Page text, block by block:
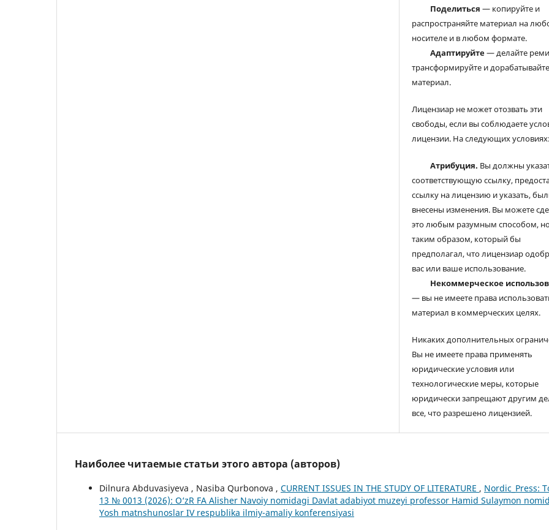
Поделиться — копируйте и
распространяйте материал на
носителе и в любом формате.
Адаптируйте— делайте
трансформируйте и дорабатывайте
материал.
Лицензиар не может отозвать эти
свободы, если вы соблюдаете
лицензии. На следующих условиях:
Атрибуция. Вы должны
соответствующую ссылку,
ссылку на лицензию и указать,
внесены изменения. Вы можете
это любым разумным способом,
таким образом, который бы
предполагал, что лицензиар
вас или ваше использование.
Некоммерческое
— вы не имеете права
материал в коммерческих целях.
Никаких дополнительных
Вы не имеете права применять
юридические условия или
технологические меры, которые
юридически запрещают другим
все, что разрешено лицензией.
Наиболее читаемые статьи этого автора (авторов)
Dilnura Abduvasiyeva , Nasiba Qurbonova , CURRENT ISSUES IN THE STUDY OF LITERATURE , Nordic_Press:
13 № 0013 (2026): O‘zR FA Alisher Navoiy nomidagi Davlat adabiyot muzeyi professor Hamid Sulaymon
Yosh matnshunoslar IV respublika ilmiy-amaliy konferensiyasi